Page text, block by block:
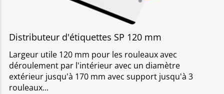
Distributeur d'étiquettes SP 120 mm
Largeur utile 120 mm pour les rouleaux avec
déroulement par l'intérieur avec un diamètre
extérieur jusqu'à 170 mm avec support jusqu'à 3
rouleaux